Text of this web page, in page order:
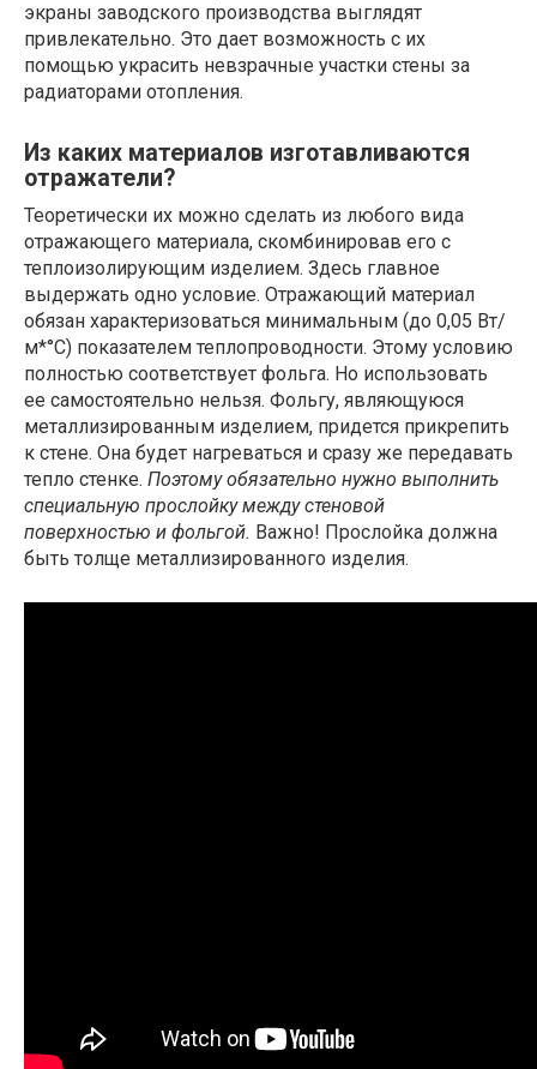
экраны заводского производства выглядят
привлекательно. Это дает возможность с их
помощью украсить невзрачные участки стены за
радиаторами отопления.
Из каких материалов изготавливаются
отражатели?
Теоретически их можно сделать из любого вида
отражающего материала, скомбинировав его с
теплоизолирующим изделием. Здесь главное
выдержать одно условие. Отражающий материал
обязан характеризоваться минимальным (до 0,05 Вт/
м*°С) показателем теплопроводности. Этому условию
полностью соответствует фольга. Но использовать
ее самостоятельно нельзя. Фольгу, являющуюся
металлизированным изделием, придется прикрепить
к стене. Она будет нагреваться и сразу же передавать
тепло стенке. Поэтому обязательно нужно выполнить
специальную прослойку между стеновой
поверхностью и фольгой. Важно! Прослойка должна
быть толще металлизированного изделия.